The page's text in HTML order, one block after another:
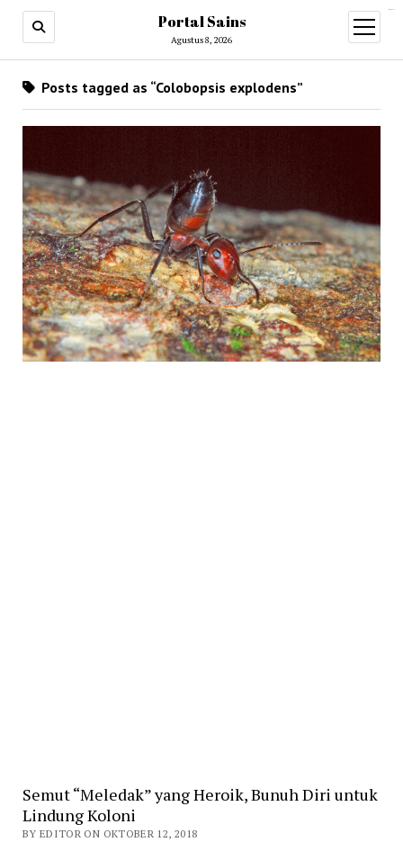
Portal Sains
Agustus 8, 2026
open
menu
Posts tagged as “Colobopsis explodens”
Semut “Meledak” yang Heroik, Bunuh Diri untuk
Lindung Koloni
BY EDITOR ON OKTOBER 12, 2018